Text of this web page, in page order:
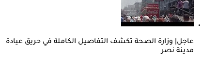
عاجل| وزارة الصحة تكشف التفاصيل الكاملة في حريق عيادة
مدينة نصر